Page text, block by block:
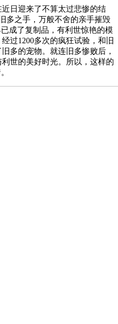
日迎来了不算太过悲惨的结
多之手，万般不舍的亲手摧毁
成了复制品，有利世惊艳的模
过1200多次的疯狂试验，和旧
多的宠物。就连旧多惨败后，
世的美好时光。所以，这样的